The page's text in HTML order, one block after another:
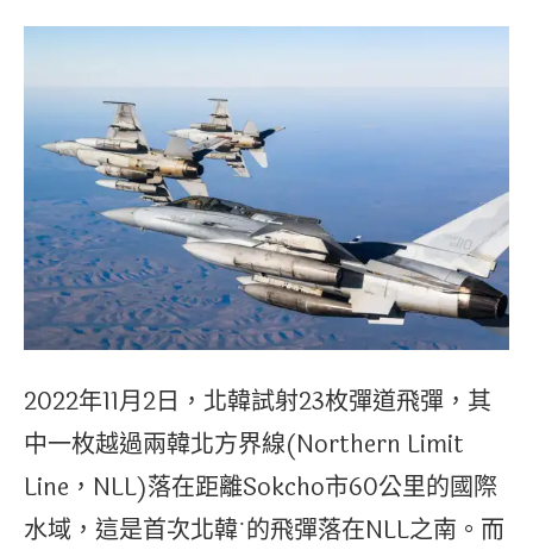
2022年11月2日，北韓試射23枚彈道飛彈，其
中一枚越過兩韓北方界線(Northern Limit
Line，NLL)落在距離Sokcho市60公里的國際
水域，這是首次北韓˙的飛彈落在NLL之南。而